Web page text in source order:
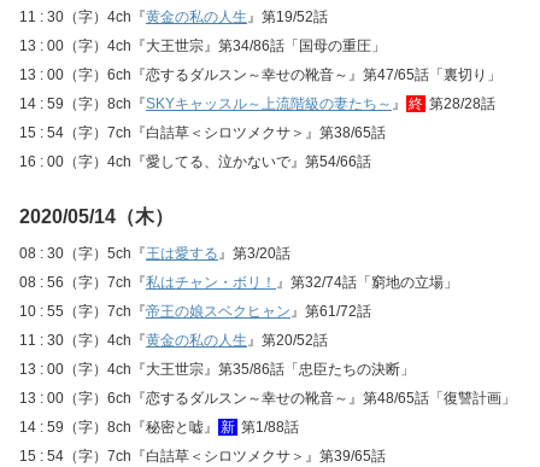
11 : 30（字）4ch『黄金の私の人生』第19/52話
13 : 00（字）4ch『大王世宗』第34/86話「国母の重圧」
13 : 00（字）6ch『恋するダルスン～幸せの靴音～』第47/65話「裏切り」
14 : 59（字）8ch『SKYキャッスル～上流階級の妻たち～ 』 終 第28/28話
15 : 54（字）7ch『白詰草＜シロツメクサ＞』第38/65話
16 : 00（字）4ch『愛してる、泣かないで』第54/66話
2020/05/14（木）
08 : 30（字）5ch『王は愛する』第3/20話
08 : 56（字）7ch『私はチャン・ボリ！ 』第32/74話「窮地の立場」
10 : 55（字）7ch『帝王の娘スベクヒャン』第61/72話
11 : 30（字）4ch『黄金の私の人生』第20/52話
13 : 00（字）4ch『大王世宗』第35/86話「忠臣たちの決断」
13 : 00（字）6ch『恋するダルスン～幸せの靴音～』第48/65話「復讐計画」
14 : 59（字）8ch『秘密と嘘』
新 第1/88話
15 : 54（字）7ch『白詰草＜シロツメクサ＞』第39/65話